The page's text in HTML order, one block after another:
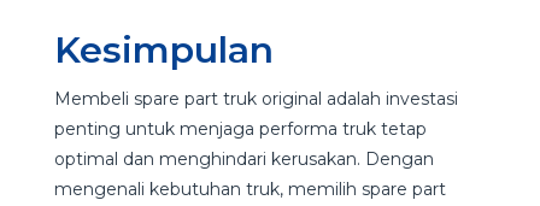
Kesimpulan
Membeli spare part truk original adalah investasi
penting untuk menjaga performa truk tetap
optimal dan menghindari kerusakan. Dengan
mengenali kebutuhan truk, memilih spare part